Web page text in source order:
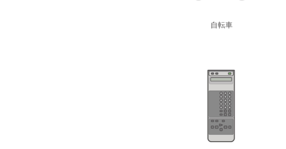
自転車